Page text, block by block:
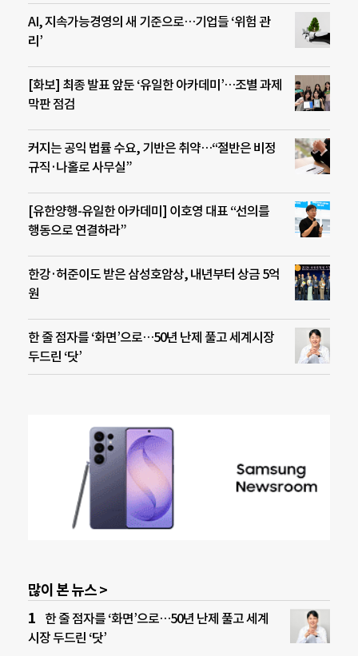
AI, 지속가능경영의 새 기준으로…기업들 ‘위험 관
리’
[화보] 최종 발표 앞둔 ‘유일한 아카데미’…조별 과제
막판 점검
커지는 공익 법률 수요, 기반은 취약…“절반은 비정
규직·나홀로 사무실”
[유한양행-유일한 아카데미] 이호영 대표 “선의를
행동으로 연결하라”
한강·허준이도 받은 삼성호암상, 내년부터 상금 5억
원
한 줄 점자를 ‘화면’으로…50년 난제 풀고 세계시장
두드린 ‘닷’
많이 본 뉴스 >
한 줄 점자를 ‘화면’으로…50년 난제 풀고 세계
시장 두드린 ‘닷’